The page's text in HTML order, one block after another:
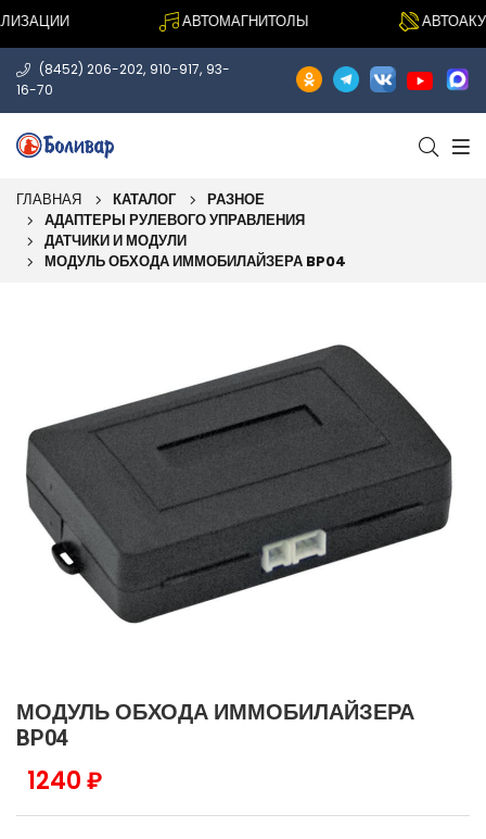
АВТОМАГНИТОЛЫ
(8452) 206-202, 910-917, 93-
16-70
ГЛАВНАЯ КАТАЛОГ
РАЗНОЕ
АДАПТЕРЫ РУЛЕВОГО УПРАВЛЕНИЯ
ДАТЧИКИ И МОДУЛИ
МОДУЛЬ ОБХОДА ИММОБИЛАЙЗЕРА BP04
МОДУЛЬ ОБХОДА ИММОБИЛАЙЗЕРА
BP04
1240 ₽